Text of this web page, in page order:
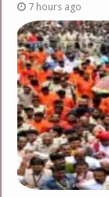
7 hours ago